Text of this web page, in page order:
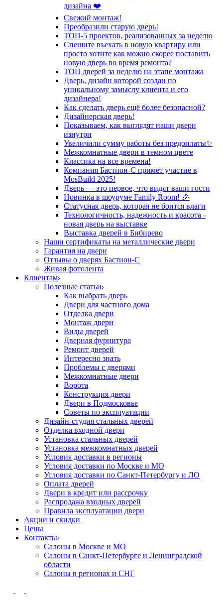
дизайна ❤️
Свежий монтаж!
Преобразили старую дверь!
ТОП-5 проектов, реализованных за неделю
Спешите въехать в новую квартиру или
просто хотите как можно скорее поставить
новую дверь во время ремонта?
ТОП дверей за неделю на этапе монтажа
Дверь, дизайн которой создан по
уникальному замыслу клиента и его
дизайнера!
Как сделать дверь ещё более безопасной?
Дизайнерская дверь!
Показываем, как выглядят наши двери
изнутри
Увеличили сумму работы без предоплаты✨
Межкомнатные двери в темном цвете
Классика на все времена!
Компания Бастион-С примет участие в
MosBuild 2025!
Дверь — это первое, что видят ваши гости
Новинка в шоуруме Family Room! 🎉
Статусная дверь, которая не боится влаги
Технологичность, надежность и красота -
новая дверь на выставке
Выставка дверей в Бибирево
Наши сертификаты на металлические двери
Гарантия на двери
Отзывы о дверях Бастион-С
Живая фотолента
Клиентам
Полезные статьи
Как выбрать дверь
Двери для частного дома
Отделка двери
Монтаж двери
Виды дверей
Дверная фурнитура
Ремонт дверей
Интересно знать
Проблемы с дверями
Межкомнатные двери
Ворота
Конструкция двери
Двери в Подмосковье
Cоветы по эксплуатации
Дизайн-студия стальных дверей
Отделка входной двери
Установка стальных дверей
Установка межкомнатных дверей
Условия доставки в регионы
Условия доставки по Москве и МО
Условия доставки по Санкт-Петербургу и ЛО
Оплата дверей
Двери в кредит или рассрочку
Распродажа входных дверей
Правила эксплуатации двери
Акции и скидки
Цены
Контакты
Салоны в Москве и МО
Салоны в Санкт-Петербурге и Ленинградской
области
Салоны в регионах и СНГ